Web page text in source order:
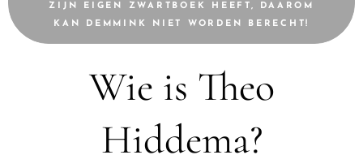
ZIJN EIGEN ZWARTBOEK HEEFT, DAAROM
KAN DEMMINK NIET WORDEN BERECHT!
Wie is Theo
Hiddema?